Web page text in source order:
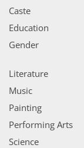
Caste
Education
Gender
Literature
Music
Painting
Performing Arts
Science